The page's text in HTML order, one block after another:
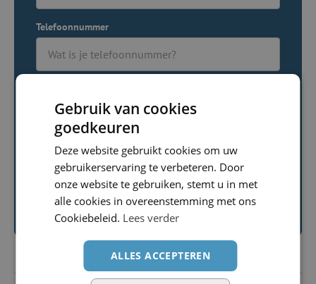
Telefoonnummer
Versturen
Gebruik van cookies
goedkeuren
Deze website gebruikt cookies om uw
gebruikerservaring te verbeteren. Door
onze website te gebruiken, stemt u in met
alle cookies in overeenstemming met ons
Cookiebeleid. Lees verder
ALLES ACCEPTEREN